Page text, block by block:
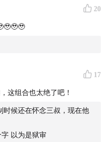
员们毫无办法。
的嫌疑人了，一旦他出了
20
17
这组合也太绝了吧！
时候还在怀念三叔，现在他
以为是狱审